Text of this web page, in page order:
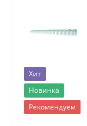
Хит
Новинка
Рекомендуем